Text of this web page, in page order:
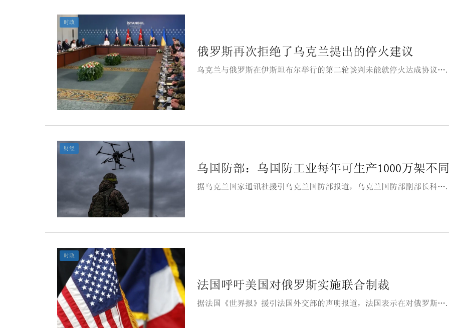
时政
俄罗斯再次拒绝了乌克兰提出的停火建议
乌克兰与俄罗斯在伊斯坦布尔举行的第二轮谈判未能就停火达成协议….
财经
乌国防部：乌国防工业每年可生产1000万架不
据乌克兰国家通讯社援引乌克兰国防部报道，乌克兰国防部副部长科….
时政
法国呼吁美国对俄罗斯实施联合制裁
据法国《世界报》援引法国外交部的声明报道，法国表示在对俄罗斯….